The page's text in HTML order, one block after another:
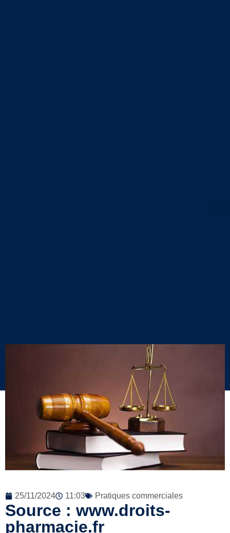
25/11/2024 11:03 Pratiques commerciales
Source : www.droits-
pharmacie.fr